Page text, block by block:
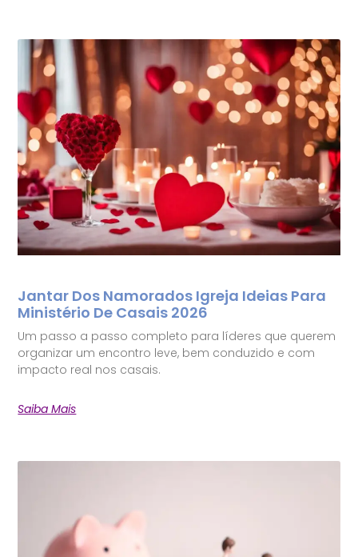
Jantar Dos Namorados Igreja Ideias Para
Ministério De Casais 2026
Um passo a passo completo para líderes que querem
organizar um encontro leve, bem conduzido e com
impacto real nos casais.
Saiba Mais